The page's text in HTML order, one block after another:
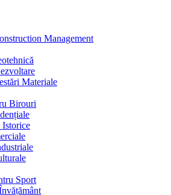
Management
Materiale
Birouri
Istorice
Sport